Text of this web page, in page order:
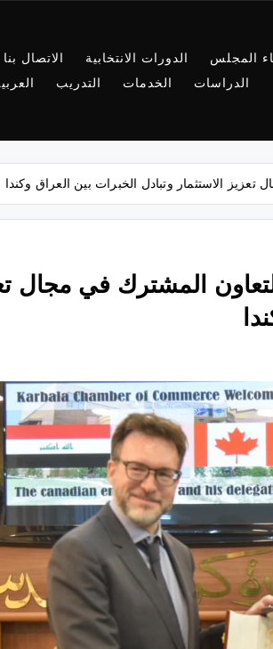
المجلس الدورات الانتخابية الاتصال بنا
الدراسات
الخدمات التدريب
الاستثمار وتبادل الخبرات بين العراق وكندا
المشترك في مجال